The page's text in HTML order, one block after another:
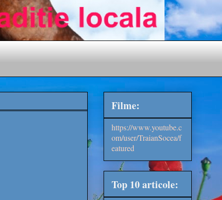
Filme:
https://www.youtube.c
om/user/TraianSocea/f
eatured
Top 10 articole: